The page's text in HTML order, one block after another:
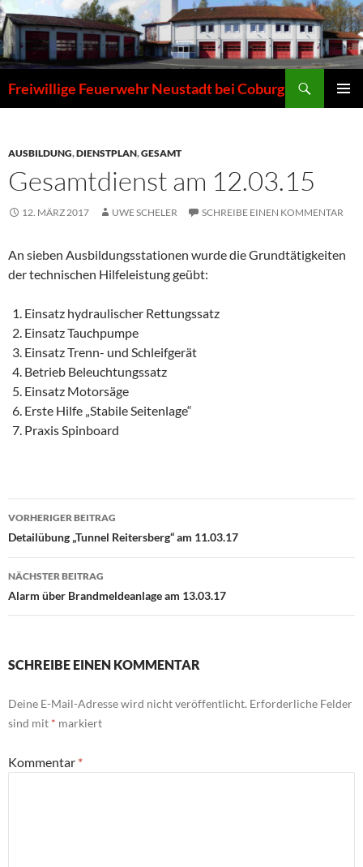
Zum
Inhalt
springen
Freiwillige Feuerwehr Neustadt bei Coburg
AUSBILDUNG,DIENSTPLAN,GESAMT
Gesamtdienst am 12.03.15
12. MÄRZ 2017 UWE SCHELER SCHREIBE EINEN KOMMENTAR
An sieben Ausbildungsstationen wurde die Grundtätigkeiten
der technischen Hilfeleistung geübt:
Einsatz hydraulischer Rettungssatz
Einsatz Tauchpumpe
Einsatz Trenn- und Schleifgerät
Betrieb Beleuchtungssatz
Einsatz Motorsäge
Erste Hilfe „Stabile Seitenlage“
Praxis Spinboard
Beitragsnavigation
VORHERIGER BEITRAG
Detailübung „Tunnel Reitersberg“ am 11.03.17
NÄCHSTER BEITRAG
Alarm über Brandmeldeanlage am 13.03.17
SCHREIBE EINEN KOMMENTAR
Deine E-Mail-Adresse wird nicht veröffentlicht. Erforderliche Felder
sind mit * markiert
Kommentar *